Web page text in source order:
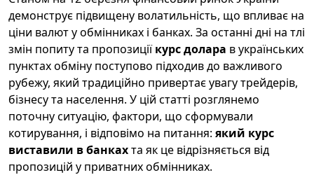
демонструє підвищену волатильність, що впливає на
ціни валют у обмінниках і банках. За останні дні на тлі
змін попиту та пропозиціїкурс долара в українських
пунктах обміну поступово підходив до важливого
рубежу, який традиційно привертає увагу трейдерів,
бізнесу та населення. У цій статті розглянемо
поточну ситуацію, фактори, що сформували
котирування, і відповімо на питання: який курс
виставили в банкахта як це відрізняється від
пропозицій у приватних обмінниках.